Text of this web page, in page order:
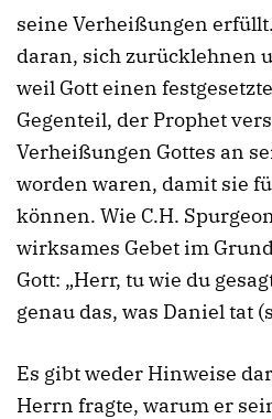
seine Verheißungen
daran, sich zurücklehnen
weil Gott einen
Gegenteil, der Prophet
Verheißungen Gottes an
worden waren, damit sie
können. Wie C.H.
wirksames Gebet im
Gott: „Herr, tu wie du
genau das, was Daniel tat
Es gibt weder Hinweise
Herrn fragte, warum er